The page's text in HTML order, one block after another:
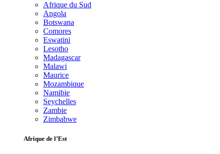
Afrique du Sud
Angola
Botswana
Comores
Eswatini
Lesotho
Madagascar
Malawi
Maurice
Mozambique
Namibie
Seychelles
Zambie
Zimbabwe
Afrique de l’Est